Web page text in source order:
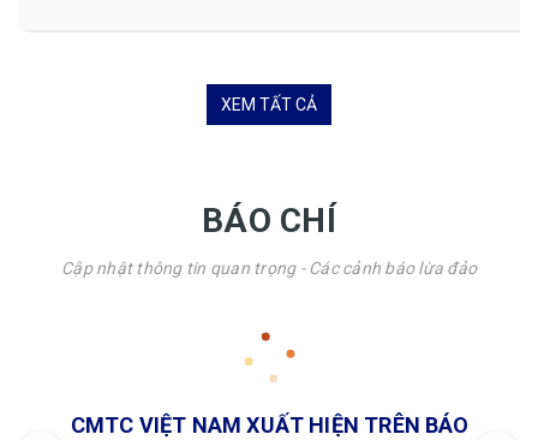
XEM TẤT CẢ
BÁO CHÍ
Cập nhật thông tin quan trọng - Các cảnh báo lừa đảo
CMTC VIỆT NAM XUẤT HIỆN TRÊN BÁO